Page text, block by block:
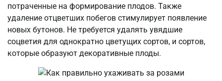
потраченные на формирование плодов. Также
удаление отцветших побегов стимулирует появление
новых бутонов. Не требуется удалять увядшие
соцветия для однократно цветущих сортов, и сортов,
которые образуют декоративные плоды.